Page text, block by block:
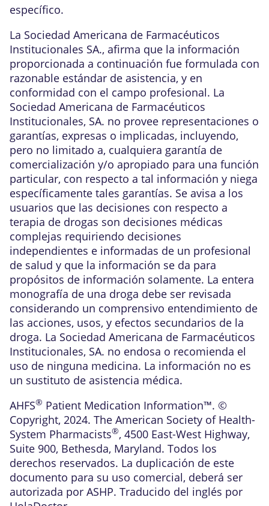
específico.
La Sociedad Americana de Farmacéuticos
Institucionales SA., afirma que la información
proporcionada a continuación fue formulada con
razonable estándar de asistencia, y en
conformidad con el campo profesional. La
Sociedad Americana de Farmacéuticos
Institucionales, SA. no provee representaciones o
garantías, expresas o implicadas, incluyendo,
pero no limitado a, cualquiera garantía de
comercialización y/o apropiado para una función
particular, con respecto a tal información y niega
específicamente tales garantías. Se avisa a los
usuarios que las decisiones con respecto a
terapia de drogas son decisiones médicas
complejas requiriendo decisiones
independientes e informadas de un profesional
de salud y que la información se da para
propósitos de información solamente. La entera
monografía de una droga debe ser revisada
considerando un comprensivo entendimiento de
las acciones, usos, y efectos secundarios de la
droga. La Sociedad Americana de Farmacéuticos
Institucionales, SA. no endosa o recomienda el
uso de ninguna medicina. La información no es
un sustituto de asistencia médica.
AHFS® Patient Medication Information™. ©
Copyright, 2024. The American Society of Health-
System Pharmacists®, 4500 East-West Highway,
Suite 900, Bethesda, Maryland. Todos los
derechos reservados. La duplicación de este
documento para su uso comercial, deberá ser
autorizada por ASHP. Traducido del inglés por